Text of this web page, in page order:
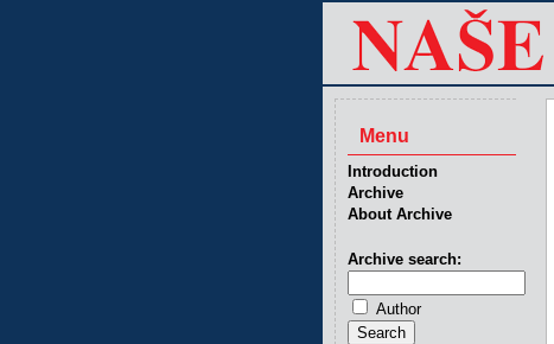
Menu
Introduction
Archive
About Archive
Archive search:
Author